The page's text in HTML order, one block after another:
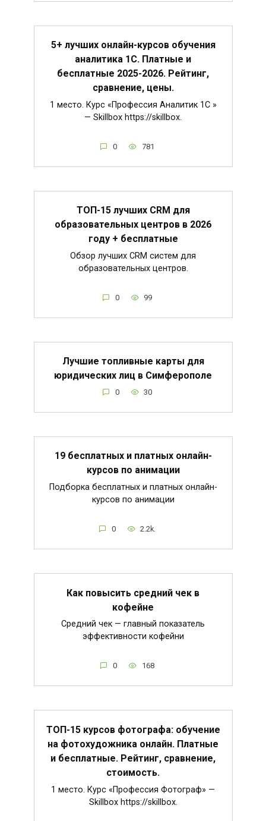
5+ лучших онлайн-курсов обучения
аналитика 1С. Платные и
бесплатные 2025-2026. Рейтинг,
сравнение, цены.
1 место. Курс «Профессия Аналитик 1C »
— Skillbox https://skillbox.
0 781
ТОП-15 лучших CRM для
образовательных центров в 2026
году + бесплатные
Обзор лучших CRM систем для
образовательных центров.
0 99
Лучшие топливные карты для
юридических лиц в Симферополе
0 30
19 бесплатных и платных онлайн-
курсов по анимации
Подборка бесплатных и платных онлайн-
курсов по анимации
0 2.2k.
Как повысить средний чек в
кофейне
Средний чек — главный показатель
эффективности кофейни
0 168
ТОП-15 курсов фотографа: обучение
на фотохудожника онлайн. Платные
и бесплатные. Рейтинг, сравнение,
стоимость.
1 место. Курс «Профессия Фотограф» —
Skillbox https://skillbox.